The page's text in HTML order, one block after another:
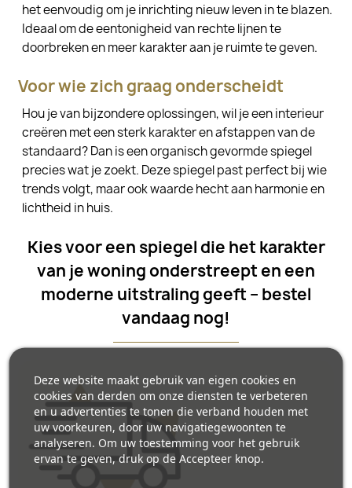
het eenvoudig om je inrichting nieuw leven in te blazen.
Ideaal om de eentonigheid van rechte lijnen te
doorbreken en meer karakter aan je ruimte te geven.
Voor wie zich graag onderscheidt
Hou je van bijzondere oplossingen, wil je een interieur
creëren met een sterk karakter en afstappen van de
standaard? Dan is een organisch gevormde spiegel
precies wat je zoekt. Deze spiegel past perfect bij wie
trends volgt, maar ook waarde hecht aan harmonie en
lichtheid in huis.
Kies voor een spiegel die het karakter
van je woning onderstreept en een
moderne uitstraling geeft – bestel
vandaag nog!
Deze website maakt gebruik van eigen cookies en
cookies van derden om onze diensten te verbeteren
en u advertenties te tonen die verband houden met
uw voorkeuren, door uw navigatiegewoonten te
analyseren. Om uw toestemming voor het gebruik
ervan te geven, druk op de Accepteer knop.